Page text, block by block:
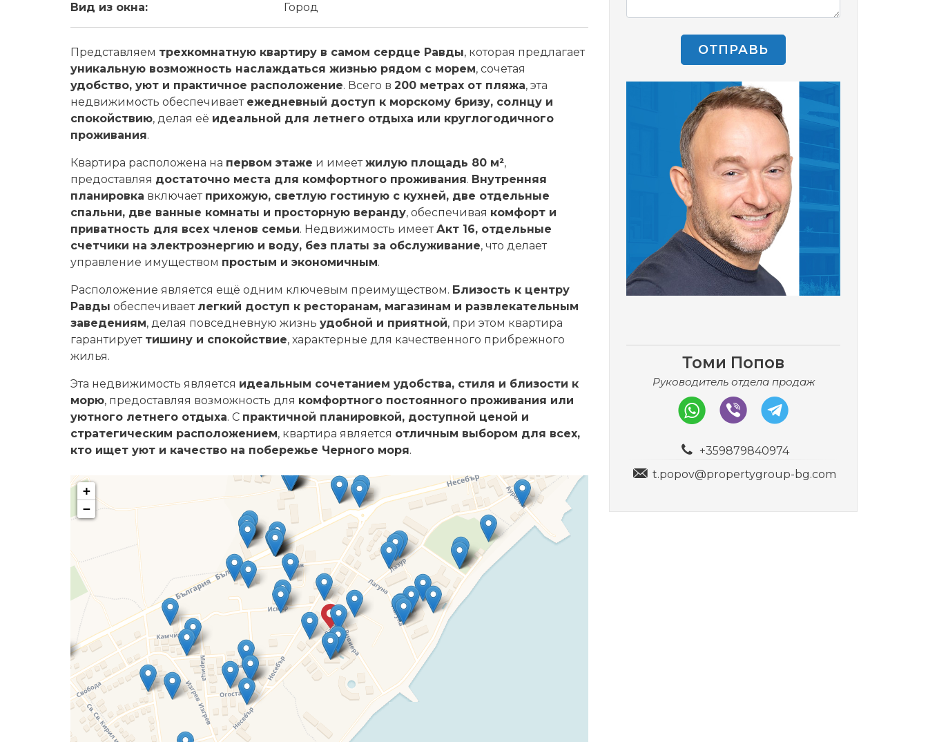
Вид из окна:
Город
Представляем трехкомнатную квартиру в самом сердце Равды, которая предлагает
уникальную возможность наслаждаться жизнью рядом с морем, сочетая
удобство, уют и практичное расположение. Всего в 200 метрах от пляжа, эта
недвижимость обеспечивает ежедневный доступ к морскому бризу, солнцу и
спокойствию, делая её идеальной для летнего отдыха или круглогодичного
проживания.
Квартира расположена на первом этаже и имеетжилую площадь 80 м²,
предоставляя достаточно места для комфортного проживания. Внутренняя
планировка включает прихожую, светлую гостиную с кухней, две отдельные
спальни, две ванные комнаты и просторную веранду, обеспечивая комфорт и
приватность для всех членов семьи. Недвижимость имеетАкт 16, отдельные
счетчики на электроэнергию и воду, без платы за обслуживание, что делает
управление имуществом простым и экономичным.
Расположение является ещё одним ключевым преимуществом. Близость к центру
Равды обеспечивает легкий доступ к ресторанам, магазинам и развлекательным
заведениям, делая повседневную жизнь удобной и приятной, при этом квартира
гарантирует тишину и спокойствие, характерные для качественного прибрежного
жилья.
Эта недвижимость является идеальным сочетанием удобства, стиля и близости к
морю, предоставляя возможность для комфортного постоянного проживания или
уютного летнего отдыха. С практичной планировкой, доступной ценой и
стратегическим расположением, квартира является отличным выбором для всех,
кто ищет уют и качество на побережье Черного моря.
+
−
ОТПРАВЬ
Томи Попов
Руководитель отдела продаж
+359879840974
t.popov@propertygroup-bg.com